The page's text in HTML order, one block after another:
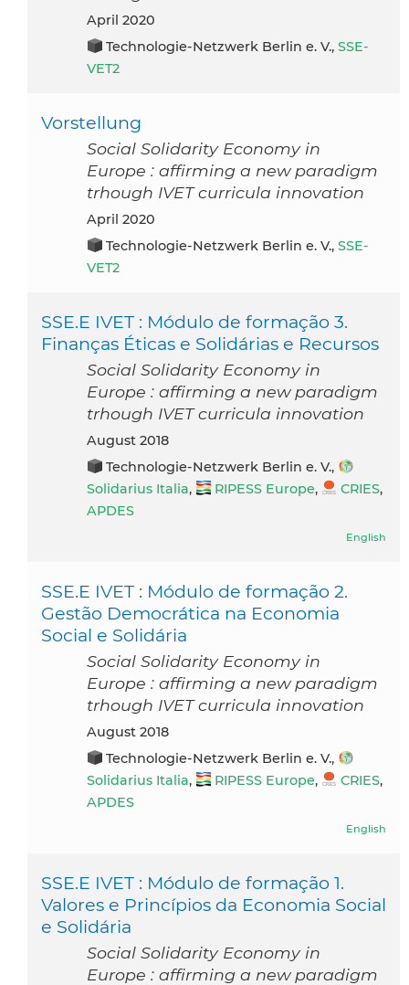
April 2020
Technologie-Netzwerk Berlin e. V., SSE-
VET2
Vorstellung
Social Solidarity Economy in
Europe : affirming a new paradigm
trhough IVET curricula innovation
April 2020
Technologie-Netzwerk Berlin e. V., SSE-
VET2
SSE.E IVET : Módulo de formação 3.
Finanças Éticas e Solidárias e Recursos
Social Solidarity Economy in
Europe : affirming a new paradigm
trhough IVET curricula innovation
August 2018
Technologie-Netzwerk Berlin e. V.,
Solidarius Italia, RIPESS Europe, CRIES,
APDES
English
SSE.E IVET : Módulo de formação 2.
Gestão Democrática na Economia
Social e Solidária
Social Solidarity Economy in
Europe : affirming a new paradigm
trhough IVET curricula innovation
August 2018
Technologie-Netzwerk Berlin e. V.,
Solidarius Italia, RIPESS Europe, CRIES,
APDES
English
SSE.E IVET : Módulo de formação 1.
Valores e Princípios da Economia Social
e Solidária
Social Solidarity Economy in
Europe : affirming a new paradigm